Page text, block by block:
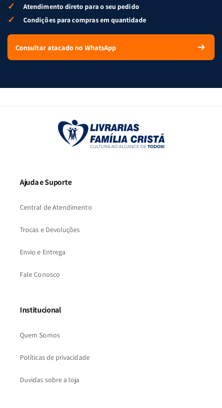
✓ Atendimento direto para o seu pedido
✓ Condições para compras em quantidade
Consultar atacado no WhatsApp
Ajuda e Suporte
Central de Atendimento
Trocas e Devoluções
Envio e Entrega
Fale Conosco
Institucional
Quem Somos
Políticas de privacidade
Duvidas sobre a loja